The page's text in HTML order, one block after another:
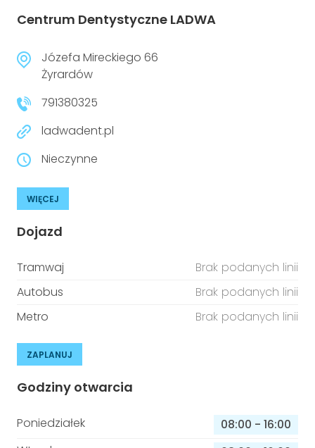
Centrum Dentystyczne LADWA
Józefa Mireckiego 66
Żyrardów
791380325
ladwadent.pl
Nieczynne
WIĘCEJ
Dojazd
Tramwaj
Brak podanych linii
Autobus
Brak podanych linii
Metro
Brak podanych linii
ZAPLANUJ
Godziny otwarcia
Poniedziałek 08:00 - 16:00